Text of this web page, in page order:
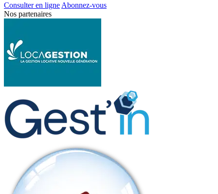
Consulter en ligne Abonnez-vous
Nos partenaires